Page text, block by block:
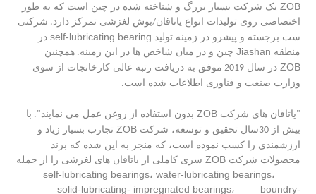
ZOB یک شرکت بسیار بزرگ و شناخته شده در چین است که به طور
اختصاصی روی تولیدات انواع یاتاقان/بوش لغزشی تمرکز دارد. شرکتی
ست برجسته و پیشرو در زمینه تولید self-lubricating bearing در
منطقه Jiashan چین و در میان شاخص ها در این زمینه.همچنین
ZOB در سال2019 موفق به دریافت رتبه عالی کارخانجات از سوی
وزارت صنعت و فناوری اطلاعات شده است.
"یاتاقان های شرکتZOB بدون استفاده از روغن عمل می نمایند "
. با
بیش از30سال تحقیق و توسعه، شرکتZOB تجارب بسیار زیاد و
ارزشمندی را کسب نموده است، که منجر به این شده که برند
محصولات شرکتZOB سری کاملی از یاتاقان های لغزشی را از جمله
self-lubricating bearings، water-lubricating bearings،
solid-lubricating- impregnated bearings، boundry-